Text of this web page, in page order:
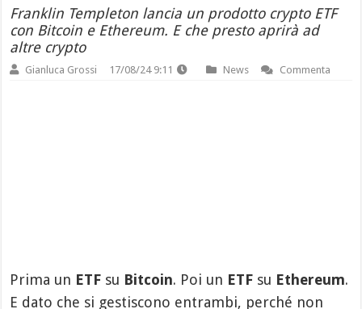
Franklin Templeton lancia un prodotto crypto ETF
con Bitcoin e Ethereum. E che presto aprirà ad
altre crypto
Gianluca Grossi 17/08/24 9:11 News Commenta
Prima un ETF su Bitcoin. Poi un ETF su Ethereum.
E dato che si gestiscono entrambi, perché non